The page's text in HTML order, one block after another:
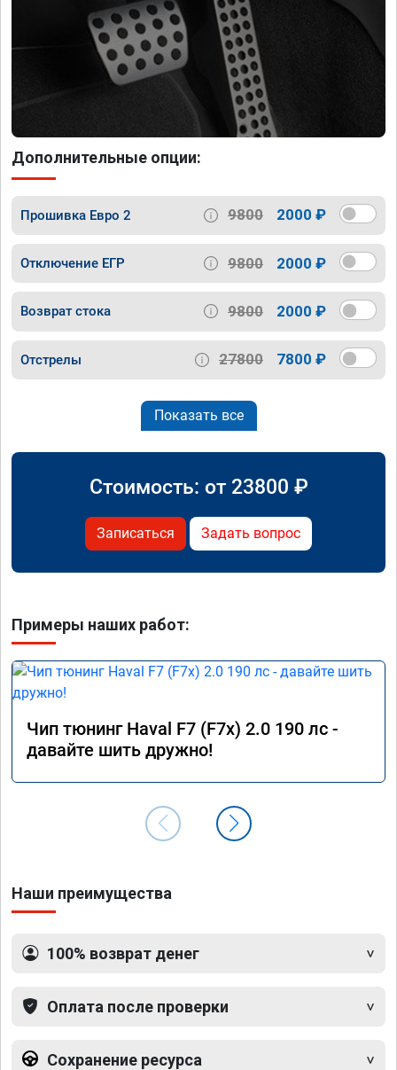
Дополнительные опции:
Прошивка Евро 2 9800 2000 ₽
Отключение ЕГР 9800 2000 ₽
Возврат стока 9800 2000 ₽
Отстрелы 27800 7800 ₽
Показать все
Стоимость: от 23800 ₽
Записаться Задать вопрос
Примеры наших работ:
Чип тюнинг Haval F7 (F7x) 2.0 190 лс -
давайте шить дружно!
Наши преимущества
100% возврат денег
Оплата после проверки
Сохранение ресурса